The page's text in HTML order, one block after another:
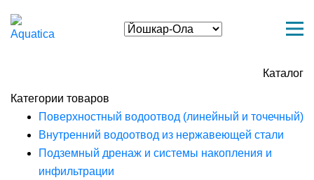
Каталог
Категории товаров
Поверхностный водоотвод (линейный и точечный)
Внутренний водоотвод из нержавеющей стали
Подземный дренаж и системы накопления и
инфильтрации